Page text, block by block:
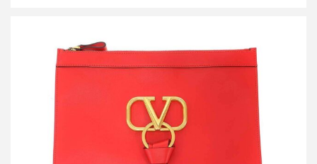
ヴァレンティノ Vリングフラット レザークラッチバッグ
RW0P0269WUU
買取金額14,400円